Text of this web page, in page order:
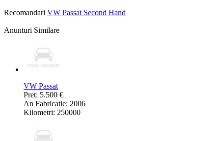
Recomandari VW Passat Second Hand
Anunturi Similare
VW Passat
Pret: 5.500 €
An Fabricatie: 2006
Kilometri: 250000